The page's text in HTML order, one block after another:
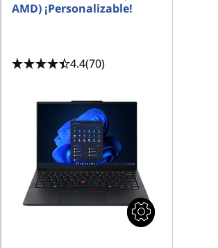
AMD) ¡Personalizable!
4.4(70)